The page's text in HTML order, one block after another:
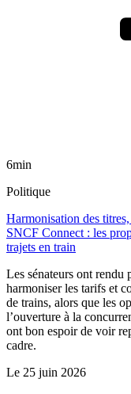
6min
Politique
Harmonisation des
SNCF Connect : les
trajets en train
Les sénateurs ont
harmoniser les tarifs et
de trains, alors que les
l’ouverture à la
ont bon espoir de voir
cadre.
Le 25 juin 2026